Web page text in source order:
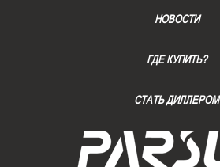
НОВОСТИ
ГДЕ КУПИТЬ?
СТАТЬ ДИЛЛЕРОМ